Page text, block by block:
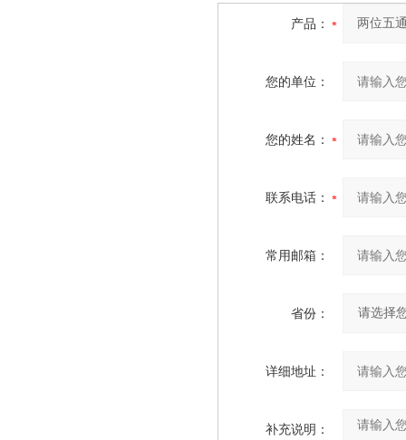
产品：
您的单位：
您的姓名：
联系电话：
常用邮箱：
省份：
详细地址：
补充说明：